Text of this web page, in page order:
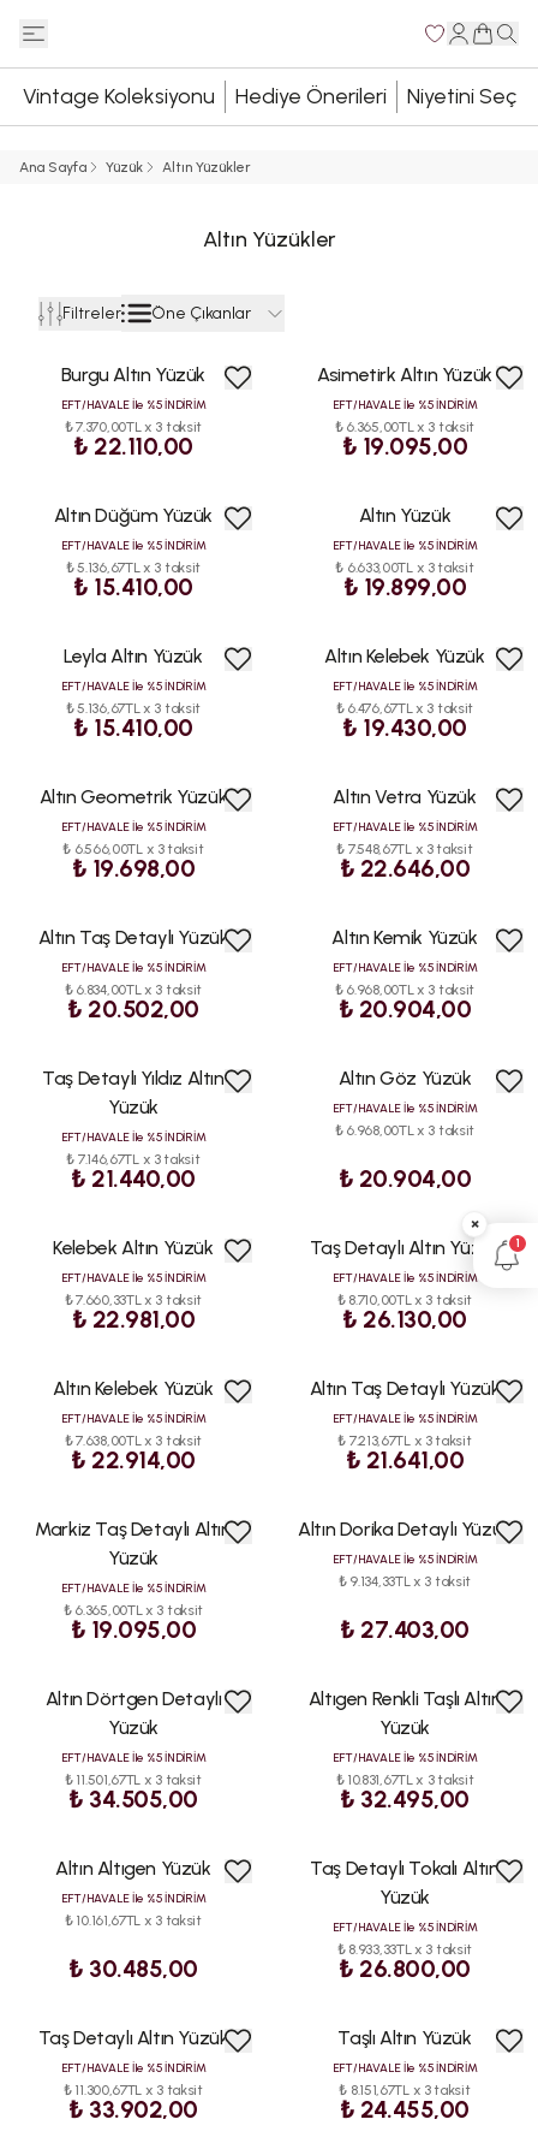
Vintage Koleksiyonu Hediye Önerileri Niyetini Seç
Ana Sayfa Yüzük Altın Yüzükler
Altın Yüzükler
Filtreler Öne Çıkanlar
Burgu Altın Yüzük
EFT/HAVALE İle %5 İNDİRİM
₺ 7.370,00TL x 3 taksit
₺ 22.110,00
Asimetirk Altın Yüzük
EFT/HAVALE İle %5 İNDİRİM
₺ 6.365,00TL x 3 taksit
₺ 19.095,00
Altın Düğüm Yüzük
EFT/HAVALE İle %5 İNDİRİM
₺ 5.136,67TL x 3 taksit
₺ 15.410,00
Altın Yüzük
EFT/HAVALE İle %5 İNDİRİM
₺ 6.633,00TL x 3 taksit
₺ 19.899,00
Leyla Altın Yüzük
EFT/HAVALE İle %5 İNDİRİM
₺ 5.136,67TL x 3 taksit
₺ 15.410,00
Altın Kelebek Yüzük
EFT/HAVALE İle %5 İNDİRİM
₺ 6.476,67TL x 3 taksit
₺ 19.430,00
Altın Geometrik Yüzük
EFT/HAVALE İle %5 İNDİRİM
₺ 6.566,00TL x 3 taksit
₺ 19.698,00
Altın Vetra Yüzük
EFT/HAVALE İle %5 İNDİRİM
₺ 7.548,67TL x 3 taksit
₺ 22.646,00
Altın Taş Detaylı Yüzük
EFT/HAVALE İle %5 İNDİRİM
₺ 6.834,00TL x 3 taksit
₺ 20.502,00
Altın Kemik Yüzük
EFT/HAVALE İle %5 İNDİRİM
₺ 6.968,00TL x 3 taksit
₺ 20.904,00
Taş Detaylı Yıldız Altın
Yüzük
EFT/HAVALE İle %5 İNDİRİM
₺ 7.146,67TL x 3 taksit
₺ 21.440,00
Altın Göz Yüzük
EFT/HAVALE İle %5 İNDİRİM
₺ 6.968,00TL x 3 taksit
₺ 20.904,00
Kelebek Altın Yüzük
EFT/HAVALE İle %5 İNDİRİM
₺ 7.660,33TL x 3 taksit
₺ 22.981,00
Taş Detaylı Altın Yüzük
EFT/HAVALE İle %5 İNDİRİM
₺ 8.710,00TL x 3 taksit
₺ 26.130,00
Altın Kelebek Yüzük
EFT/HAVALE İle %5 İNDİRİM
₺ 7.638,00TL x 3 taksit
₺ 22.914,00
Altın Taş Detaylı Yüzük
EFT/HAVALE İle %5 İNDİRİM
₺ 7.213,67TL x 3 taksit
₺ 21.641,00
Markiz Taş Detaylı Altın
Yüzük
EFT/HAVALE İle %5 İNDİRİM
₺ 6.365,00TL x 3 taksit
₺ 19.095,00
Altın Dorika Detaylı Yüzük
EFT/HAVALE İle %5 İNDİRİM
₺ 9.134,33TL x 3 taksit
₺ 27.403,00
Altın Dörtgen Detaylı
Yüzük
EFT/HAVALE İle %5 İNDİRİM
₺ 11.501,67TL x 3 taksit
₺ 34.505,00
Altıgen Renkli Taşlı Altın
Yüzük
EFT/HAVALE İle %5 İNDİRİM
₺ 10.831,67TL x 3 taksit
₺ 32.495,00
Altın Altıgen Yüzük
EFT/HAVALE İle %5 İNDİRİM
₺ 10.161,67TL x 3 taksit
₺ 30.485,00
Taş Detaylı Tokalı Altın
Yüzük
EFT/HAVALE İle %5 İNDİRİM
₺ 8.933,33TL x 3 taksit
₺ 26.800,00
Taş Detaylı Altın Yüzük
EFT/HAVALE İle %5 İNDİRİM
₺ 11.300,67TL x 3 taksit
₺ 33.902,00
Taşlı Altın Yüzük
EFT/HAVALE İle %5 İNDİRİM
₺ 8.151,67TL x 3 taksit
₺ 24.455,00
×
1